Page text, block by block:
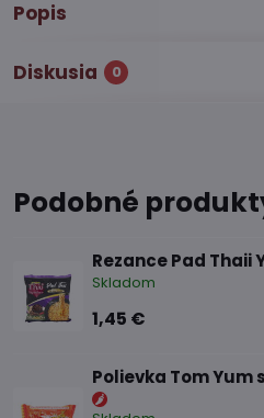
Popis
Diskusia 0
Podobné
Rezance Pad Thaii
Skladom
1,45 €
Polievka Tom Yum